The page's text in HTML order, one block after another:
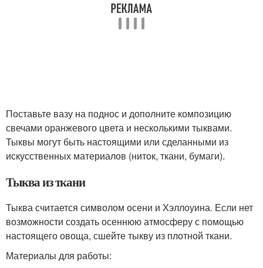
Поставьте вазу на поднос и дополните композицию
свечами оранжевого цвета и несколькими тыквами.
Тыквы могут быть настоящими или сделанными из
искусственных материалов (ниток, ткани, бумаги).
Тыква из ткани
Тыква считается символом осени и Хэллоуина. Если нет
возможности создать осеннюю атмосферу с помощью
настоящего овоща, сшейте тыкву из плотной ткани.
Материалы для работы: